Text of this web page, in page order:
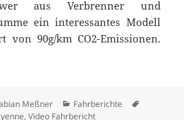
aus Verbrenner und
ein interessantes Modell
von 90g/km CO2-Emissionen.
S E-Hybrid Fahrbericht
Meßner Kategorien
Fahrberichte
,Video Fahrbericht